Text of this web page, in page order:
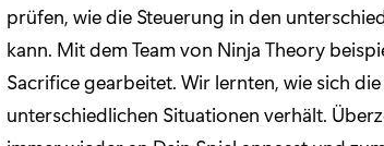
prüfen, wie die Steuerung in den
kann. Mit dem Team von Ninja Theory
Sacrifice gearbeitet. Wir lernten, wie sich
unterschiedlichen Situationen verhält.